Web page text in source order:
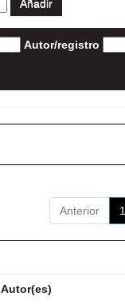
Autor/registro
Anterior 1
Autor(es)